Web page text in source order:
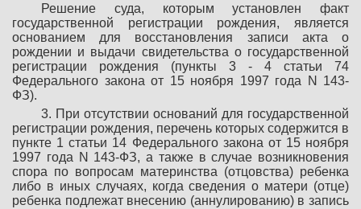
Решение суда, которым установлен факт
государственной регистрации рождения, является
основанием для восстановления записи акта о
рождении и выдачи свидетельства о государственной
регистрации рождения (пункты 3 - 4 статьи 74
Федерального закона от 15 ноября 1997 года N 143-
ФЗ).
3. При отсутствии оснований для государственной
регистрации рождения, перечень которых содержится в
пункте 1 статьи 14 Федерального закона от 15 ноября
1997 года N 143-ФЗ, а также в случае возникновения
спора по вопросам материнства (отцовства) ребенка
либо в иных случаях, когда сведения о матери (отце)
ребенка подлежат внесению (аннулированию) в запись